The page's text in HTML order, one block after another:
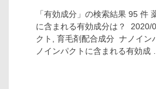
「有効成分」の検索結果 95 件
に含まれる有効成分は？
クト, 育毛剤配合成分 ナノイン
ノインパクトに含まれる有効成 …